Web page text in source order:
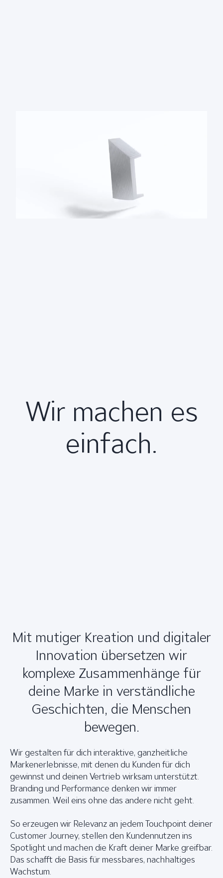
Wir machen es
einfach.
Mit mutiger Kreation und digitaler
Innovation übersetzen wir
komplexe Zusammenhänge für
deine Marke in verständliche
Geschichten, die Menschen
bewegen.
Wir gestalten für dich interaktive, ganzheitliche
Markenerlebnisse, mit denen du Kunden für dich
gewinnst und deinen Vertrieb wirksam unterstützt.
Branding und Performance denken wir immer
zusammen. Weil eins ohne das andere nicht geht.
So erzeugen wir Relevanz an jedem Touchpoint deiner
Customer Journey, stellen den Kundennutzen ins
Spotlight und machen die Kraft deiner Marke greifbar.
Das schafft die Basis für messbares, nachhaltiges
Wachstum.